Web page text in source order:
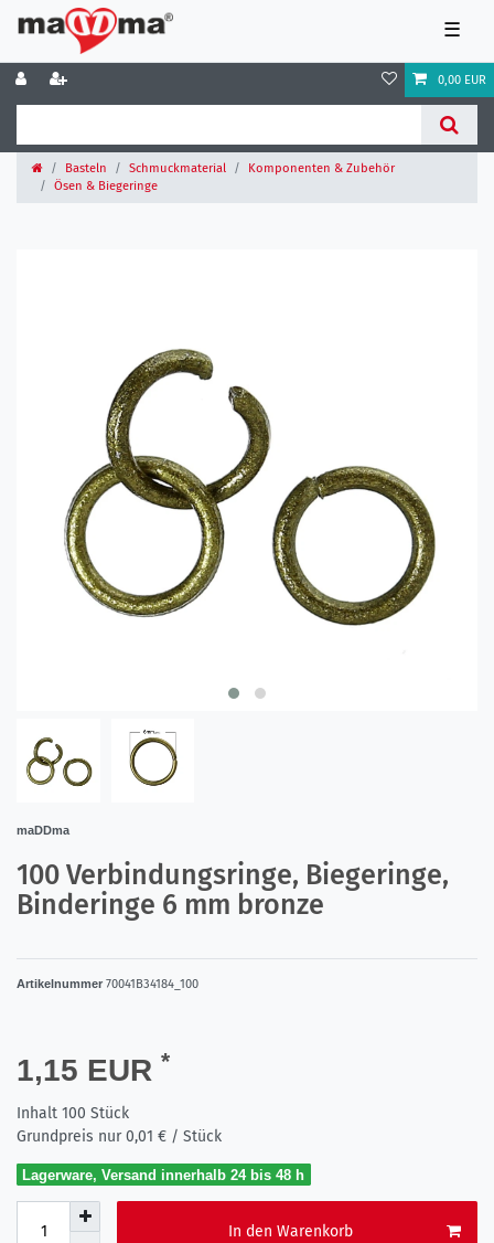
☰
0,00 EUR
Basteln Schmuckmaterial
Komponenten & Zubehör
Ösen & Biegeringe
maDDma
100 Verbindungsringe, Biegeringe,
Binderinge 6 mm bronze
Artikelnummer 70041B34184_100
1,15 EUR *
Inhalt 100 Stück
Grundpreis nur0,01 € / Stück
Lagerware, Versand innerhalb 24 bis 48 h
In den Warenkorb